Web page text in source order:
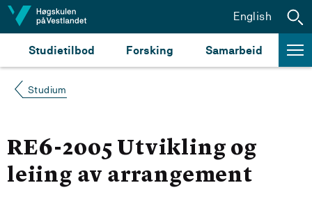
Hopp til innhald
Studietilbod Forsking Samarbeid
English
Studium
RE6-2005 Utvikling og
leiing av arrangement